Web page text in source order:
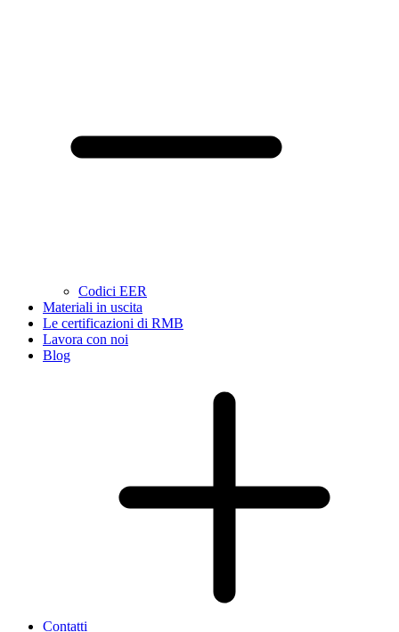
Codici EER
Materiali in uscita
Le certificazioni di RMB
Lavora con noi
Blog
Contatti